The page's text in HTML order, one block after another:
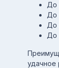
До
До
До
До
удачное